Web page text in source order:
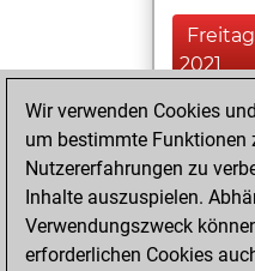
2021
of 1595
Wir verwenden Cookies
um bestimmte Funktionen
Nutzererfahrungen zu
Inhalte auszuspielen.
Verwendungszweck
erforderlichen Cookies